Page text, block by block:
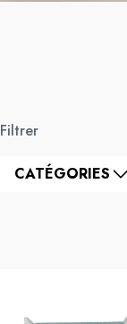
Filtrer
CATÉGORIES